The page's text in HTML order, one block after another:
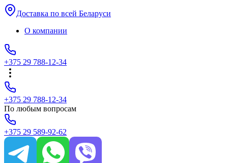
Доставка по всей Беларуси
О компании
+375 29 788-12-34
+375 29 788-12-34
По любым вопросам
+375 29 589-92-62